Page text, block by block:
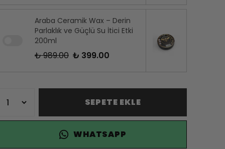
Araba Ceramik Wax – Derin
Parlaklık ve Güçlü Su İtici Etki
200ml
₺ 989.00 ₺ 399.00
SEPETE EKLE
WHATSAPP